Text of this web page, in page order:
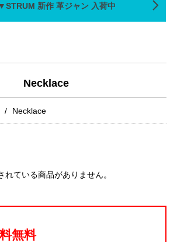
▼STRUM 新作 革ジャン 入荷中
Necklace
Necklace
れている商品がありません。
無料